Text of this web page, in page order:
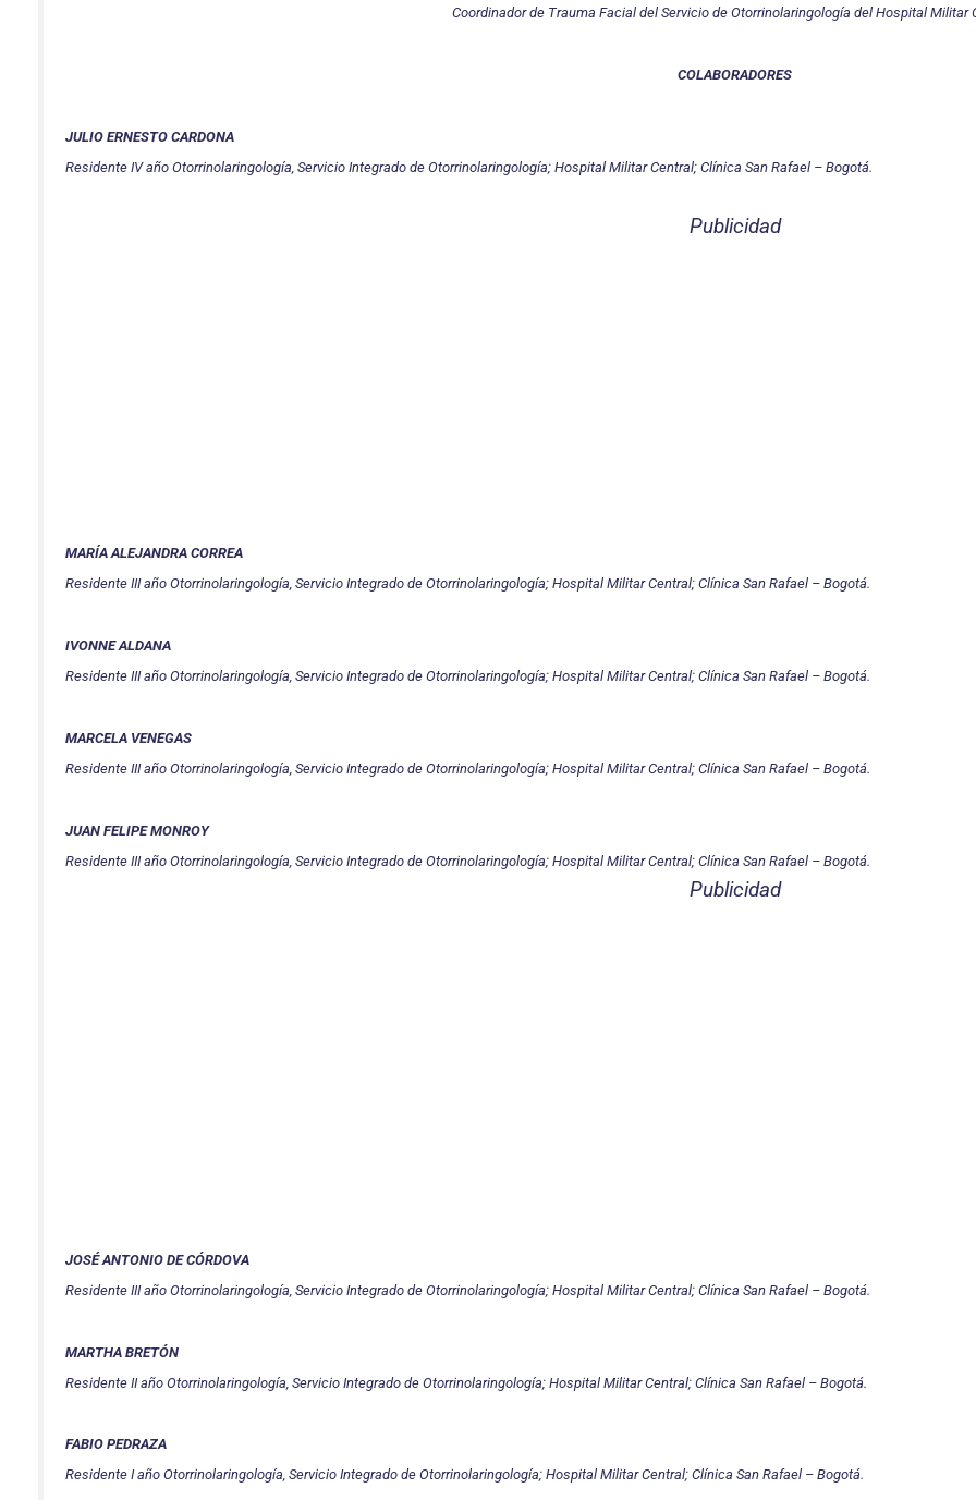
Coordinador de Trauma Facial del Servicio de Otorrinolaringología del Hospital Militar
COLABORADORES
JULIO ERNESTO CARDONA
Residente IV año Otorrinolaringología, Servicio Integrado de Otorrinolaringología; Hospital Militar Central; Clínica San Rafael – Bogotá.
Publicidad
MARÍA ALEJANDRA CORREA
Residente III año Otorrinolaringología, Servicio Integrado de Otorrinolaringología; Hospital Militar Central; Clínica San Rafael – Bogotá.
IVONNE ALDANA
Residente III año Otorrinolaringología, Servicio Integrado de Otorrinolaringología; Hospital Militar Central; Clínica San Rafael – Bogotá.
MARCELA VENEGAS
Residente III año Otorrinolaringología, Servicio Integrado de Otorrinolaringología; Hospital Militar Central; Clínica San Rafael – Bogotá.
JUAN FELIPE MONROY
Residente III año Otorrinolaringología, Servicio Integrado de Otorrinolaringología; Hospital Militar Central; Clínica San Rafael – Bogotá.
Publicidad
JOSÉ ANTONIO DE CÓRDOVA
Residente III año Otorrinolaringología, Servicio Integrado de Otorrinolaringología; Hospital Militar Central; Clínica San Rafael – Bogotá.
MARTHA BRETÓN
Residente II año Otorrinolaringología, Servicio Integrado de Otorrinolaringología; Hospital Militar Central; Clínica San Rafael – Bogotá.
FABIO PEDRAZA
Residente I año Otorrinolaringología, Servicio Integrado de Otorrinolaringología; Hospital Militar Central; Clínica San Rafael – Bogotá.